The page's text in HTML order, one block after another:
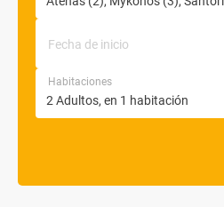
Fecha de inicio
Habitaciones